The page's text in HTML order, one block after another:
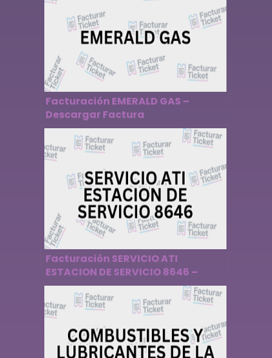
Facturación EMERALD GAS –
Descargar Factura
Facturación SERVICIO ATI
ESTACION DE SERVICIO 8646 –
Descargar Factura